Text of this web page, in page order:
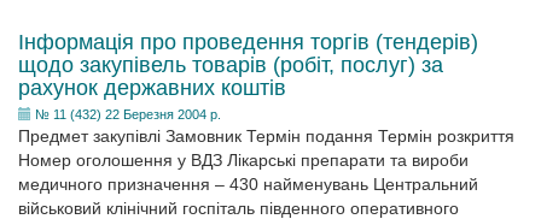
Інформація про проведення торгів (тендерів)
щодо закупівель товарів (робіт, послуг) за
рахунок державних коштів
№ 11 (432) 22 Березня 2004 р.
Предмет закупівлі Замовник Термін подання Термін розкриття
Номер оголошення у ВДЗ Лікарські препарати та вироби
медичного призначення – 430 найменувань Центральний
військовий клінічний госпіталь південного оперативного